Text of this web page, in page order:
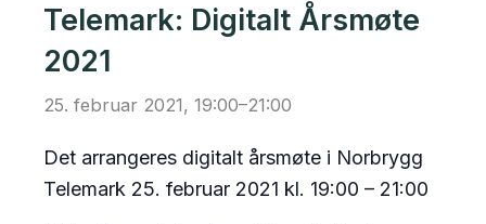
Telemark: Digitalt Årsmøte
2021
25. februar 2021, 19:00–21:00
Det arrangeres digitalt årsmøte i Norbrygg
Telemark 25. februar 2021 kl. 19:00 – 21:00